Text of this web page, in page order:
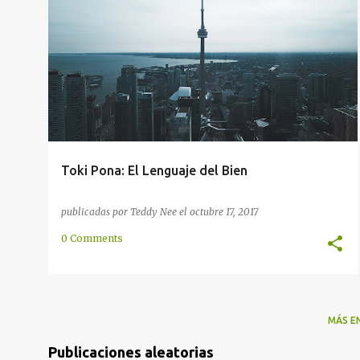
s
Toki Pona: El Lenguaje del Bien
publicadas por Teddy Nee el octubre 17, 2017
CANADIENSE
0 Comments
MÁS
Publicaciones aleatorias